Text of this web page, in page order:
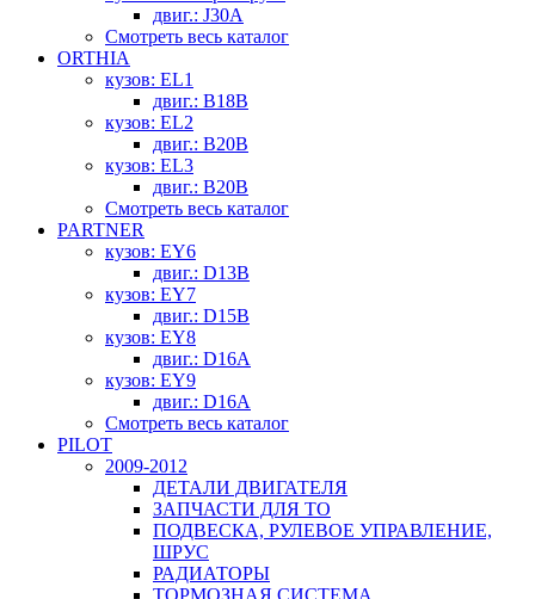
двиг.: J30A
Смотреть весь каталог
ORTHIA
кузов: EL1
двиг.: B18B
кузов: EL2
двиг.: B20B
кузов: EL3
двиг.: B20B
Смотреть весь каталог
PARTNER
кузов: EY6
двиг.: D13B
кузов: EY7
двиг.: D15B
кузов: EY8
двиг.: D16A
кузов: EY9
двиг.: D16A
Смотреть весь каталог
PILOT
2009-2012
ДЕТАЛИ ДВИГАТЕЛЯ
ЗАПЧАСТИ ДЛЯ ТО
ПОДВЕСКА, РУЛЕВОЕ УПРАВЛЕНИЕ,
ШРУС
РАДИАТОРЫ
ТОРМОЗНАЯ СИСТЕМА